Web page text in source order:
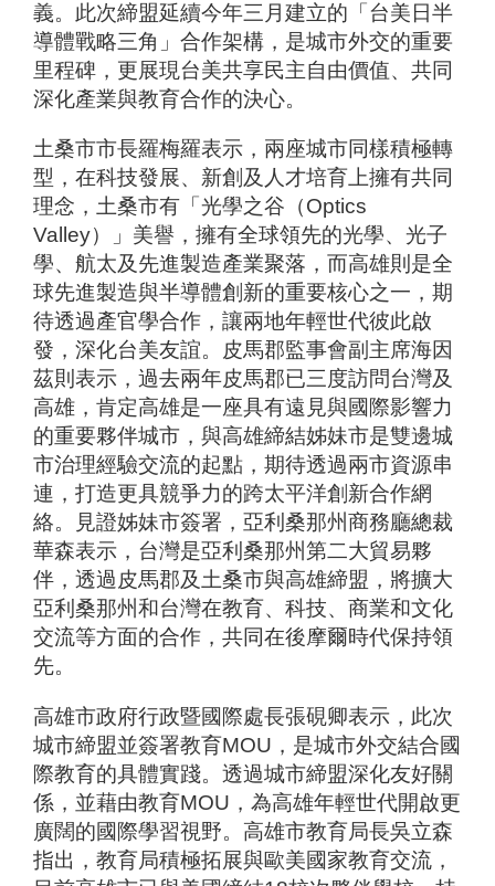
義。此次締盟延續今年三月建立的「台美日半
導體戰略三角」合作架構，是城市外交的重要
里程碑，更展現台美共享民主自由價值、共同
深化產業與教育合作的決心。
土桑市市長羅梅羅表示，兩座城市同樣積極轉
型，在科技發展、新創及人才培育上擁有共同
理念，土桑市有「光學之谷（Optics
Valley）」美譽，擁有全球領先的光學、光子
學、航太及先進製造產業聚落，而高雄則是全
球先進製造與半導體創新的重要核心之一，期
待透過產官學合作，讓兩地年輕世代彼此啟
發，深化台美友誼。皮馬郡監事會副主席海因
茲則表示，過去兩年皮馬郡已三度訪問台灣及
高雄，肯定高雄是一座具有遠見與國際影響力
的重要夥伴城市，與高雄締結姊妹市是雙邊城
市治理經驗交流的起點，期待透過兩市資源串
連，打造更具競爭力的跨太平洋創新合作網
絡。見證姊妹市簽署，亞利桑那州商務廳總裁
華森表示，台灣是亞利桑那州第二大貿易夥
伴，透過皮馬郡及土桑市與高雄締盟，將擴大
亞利桑那州和台灣在教育、科技、商業和文化
交流等方面的合作，共同在後摩爾時代保持領
先。
高雄市政府行政暨國際處長張硯卿表示，此次
城市締盟並簽署教育MOU，是城市外交結合國
際教育的具體實踐。透過城市締盟深化友好關
係，並藉由教育MOU，為高雄年輕世代開啟更
廣闊的國際學習視野。高雄市教育局長吳立森
指出，教育局積極拓展與歐美國家教育交流，